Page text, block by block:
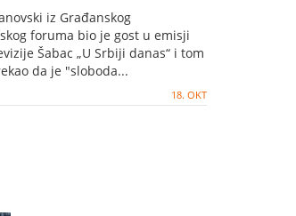
iz Građanskog
foruma bio je gost u emisji
Šabac „U Srbiji danas“ i tom
da je "sloboda...
18. OKT